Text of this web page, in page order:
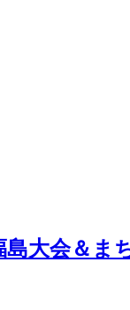
島大会＆